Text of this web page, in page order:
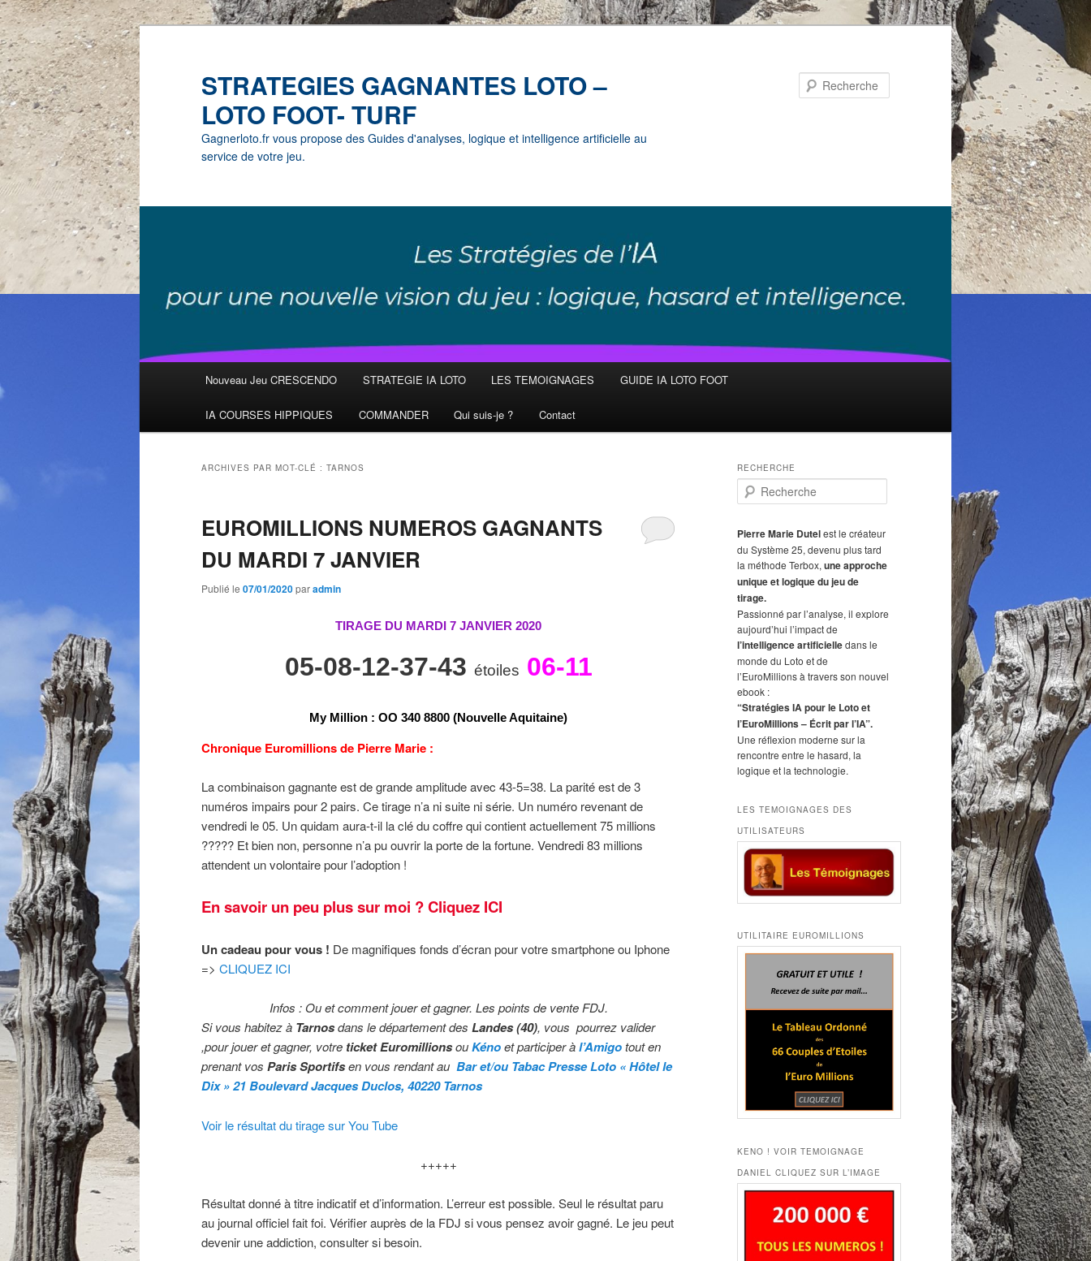
STRATEGIES GAGNANTES LOTO –
LOTO FOOT- TURF
Gagnerloto.fr vous propose des Guides d'analyses, logique et intelligence artificielle au
service de votre jeu.
Aller
au
contenu
Aller
au
contenu
Nouveau Jeu CRESCENDO STRATEGIE IA LOTO LES TEMOIGNAGES GUIDE IA LOTO FOOT
IA COURSES HIPPIQUES COMMANDER Qui suis-je ? Contact
ARCHIVES PAR MOT-CLÉ : TARNOS
EUROMILLIONS NUMEROS GAGNANTS
DU MARDI 7 JANVIER
Publié le 07/01/2020paradmin
TIRAGE DU MARDI 7 JANVIER 2020
05-08-12-37-43 étoiles 06-11
My Million : OO 340 8800 (Nouvelle Aquitaine)
Chronique Euromillions de Pierre Marie :
La combinaison gagnante est de grande amplitude avec 43-5=38. La parité est de 3
numéros impairs pour 2 pairs. Ce tirage n’a ni suite ni série. Un numéro revenant de
vendredi le 05. Un quidam aura-t-il la clé du coffre qui contient actuellement 75 millions
????? Et bien non, personne n’a pu ouvrir la porte de la fortune. Vendredi 83 millions
attendent un volontaire pour l’adoption !
En savoir un peu plus sur moi ? Cliquez ICI
Un cadeau pour vous ! De magnifiques fonds d’écran pour votre smartphone ou Iphone
=> CLIQUEZ ICI
Infos : Ou et comment jouer et gagner. Les points de vente FDJ.
Si vous habitez à Tarnosdans le département des Landes (40), vous pourrez valider
,pour jouer et gagner, votre ticket EuromillionsouKénoet participer àl’Amigotout en
prenant vos Paris Sportifsen vous rendant au Bar et/ou Tabac Presse Loto « Hôtel le
Dix » 21 Boulevard Jacques Duclos, 40220 Tarnos
Voir le résultat du tirage sur You Tube
+++++
Résultat donné à titre indicatif et d’information. L’erreur est possible. Seul le résultat paru
au journal officiel fait foi. Vérifier auprès de la FDJ si vous pensez avoir gagné. Le jeu peut
devenir une addiction, consulter si besoin.
RECHERCHE
e
h
e
r
c
h
e
Pierre Marie Dutelest le créateur
du Système 25, devenu plus tard
la méthode Terbox, une approche
unique et logique du jeu de
tirage.
Passionné par l’analyse, il explore
aujourd’hui l’impact de
l’intelligence artificielledans le
monde du Loto et de
l’EuroMillions à travers son nouvel
ebook :
“Stratégies IA pour le Loto et
l’EuroMillions – Écrit par l’IA”.
Une réflexion moderne sur la
rencontre entre le hasard, la
logique et la technologie.
LES TEMOIGNAGES DES
UTILISATEURS
UTILITAIRE EUROMILLIONS
KENO ! VOIR TEMOIGNAGE
DANIEL CLIQUEZ SUR L’IMAGE